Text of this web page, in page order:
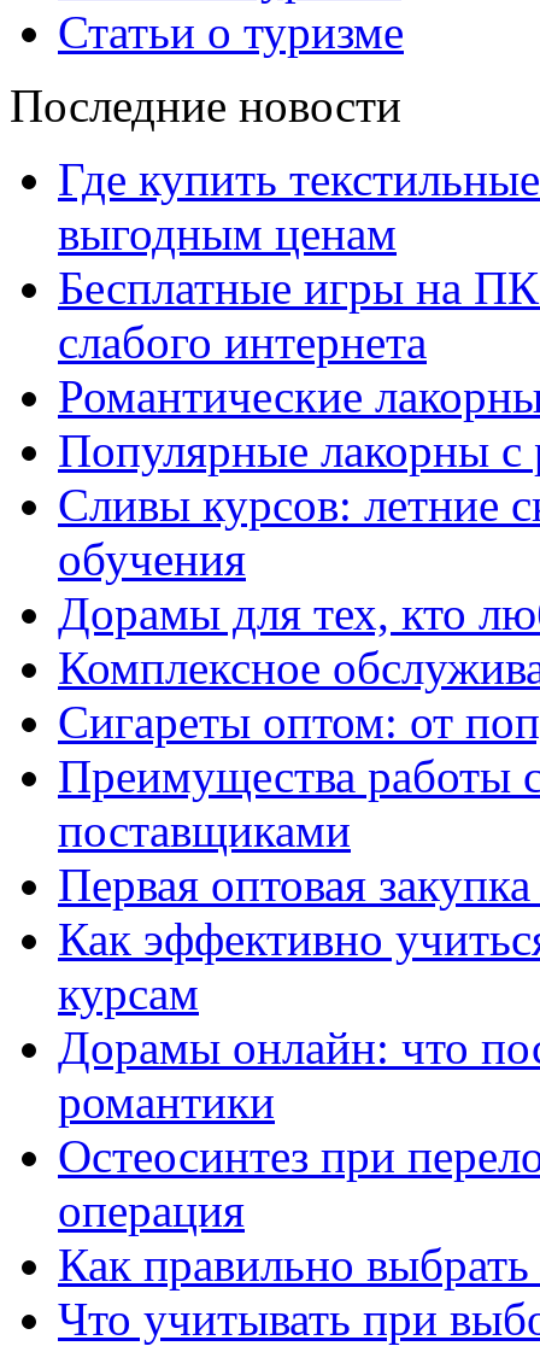
Статьи о туризме
Последние новости
Где купить
выгодным ценам
Бесплатные игры на
слабого интернета
Романтические
Популярные лакорны с
Сливы курсов: летние
обучения
Дорамы для тех, кто
Комплексное
Сигареты оптом: от
Преимущества работы
поставщиками
Первая оптовая
Как эффективно
курсам
Дорамы онлайн: что
романтики
Остеосинтез при
операция
Как правильно
Что учитывать при